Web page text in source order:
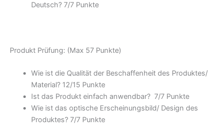
Deutsch? 7/7 Punkte
Produkt Prüfung: (Max 57 Punkte)
Wie ist die Qualität der Beschaffenheit des Produktes/
Material? 12/15 Punkte
Ist das Produkt einfach anwendbar? 7/7 Punkte
Wie ist das optische Erscheinungsbild/ Design des
Produktes? 7/7 Punkte